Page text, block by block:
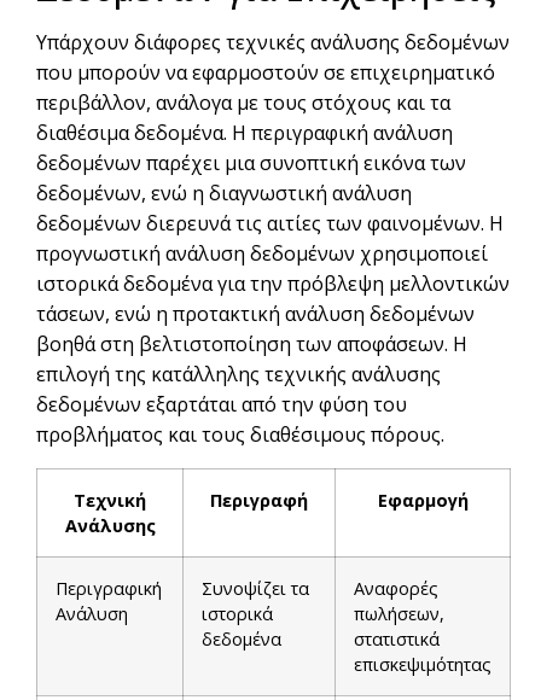
Υπάρχουν διάφορες τεχνικές ανάλυσης δεδομένων
που μπορούν να εφαρμοστούν σε επιχειρηματικό
περιβάλλον, ανάλογα με τους στόχους και τα
διαθέσιμα δεδομένα. Η περιγραφική ανάλυση
δεδομένων παρέχει μια συνοπτική εικόνα των
δεδομένων, ενώ η διαγνωστική ανάλυση
δεδομένων διερευνά τις αιτίες των φαινομένων. Η
προγνωστική ανάλυση δεδομένων χρησιμοποιεί
ιστορικά δεδομένα για την πρόβλεψη μελλοντικών
τάσεων, ενώ η προτακτική ανάλυση δεδομένων
βοηθά στη βελτιστοποίηση των αποφάσεων. Η
επιλογή της κατάλληλης τεχνικής ανάλυσης
δεδομένων εξαρτάται από την φύση του
προβλήματος και τους διαθέσιμους πόρους.
Τεχνική
Ανάλυσης
Περιγραφή Εφαρμογή
Περιγραφική
Ανάλυση
Συνοψίζει τα
ιστορικά
δεδομένα
Αναφορές
πωλήσεων,
στατιστικά
επισκεψιμότητας